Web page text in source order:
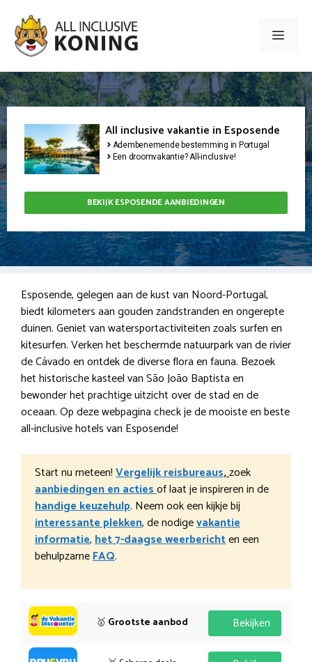
naar
inhoud
Menu
All inclusive vakantie in Esposende
Adembenemende bestemming in Portugal
Een droomvakantie? All-inclusive!
BEKIJK ESPOSENDE AANBIEDINGEN
Esposende, gelegen aan de kust van Noord-Portugal,
biedt kilometers aan gouden zandstranden en ongerepte
duinen. Geniet van watersportactiviteiten zoals surfen en
kitesurfen. Verken het beschermde natuurpark van de rivier
de Cávado en ontdek de diverse flora en fauna. Bezoek
het historische kasteel van São João Baptista en
bewonder het prachtige uitzicht over de stad en de
oceaan. Op deze webpagina check je de mooiste en beste
all-inclusive hotels van Esposende!
Start nu meteen!Vergelijk reisbureaus,zoek
aanbiedingen en actiesof laat je inspireren in de
handige keuzehulp. Neem ook een kijkje bij
interessante plekken, de nodigevakantie
informatie,het 7-daagse weerberichten een
behulpzameFAQ.
🥇 Grootste aanbod Bekijken